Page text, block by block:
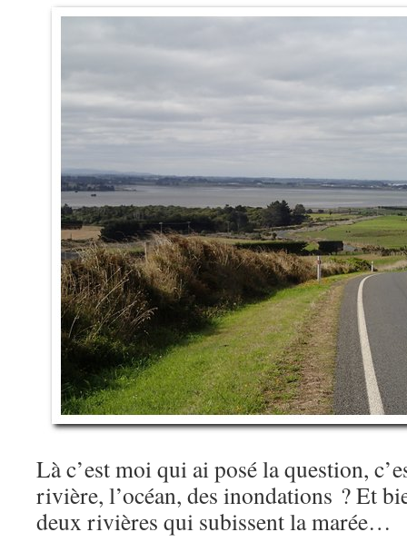
Là c’est moi qui ai posé la question,
rivière, l’océan, des inondations ? Et
deux rivières qui subissent la marée…